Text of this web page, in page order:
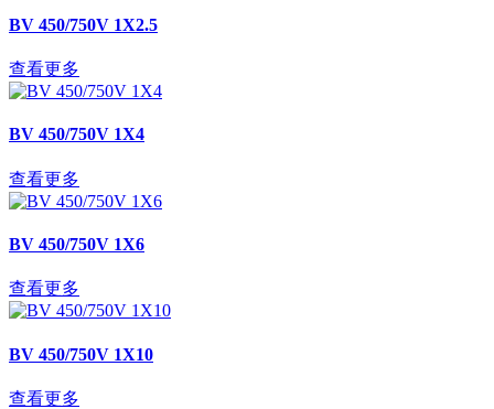
BV 450/750V 1X2.5
查看更多
BV 450/750V 1X4
查看更多
BV 450/750V 1X6
查看更多
BV 450/750V 1X10
查看更多